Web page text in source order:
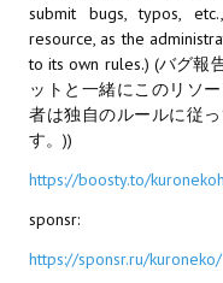
Патчи
Mass Effect 2
Mass Effect 3
Моды
submit bugs, typos,
resource, as the
to its own rules.) (バグ報
ットと一緒にこのリソ
者は独自のルールに従
す。))
https://boosty.to/
sponsr:
https://sponsr.ru/kuroneko/